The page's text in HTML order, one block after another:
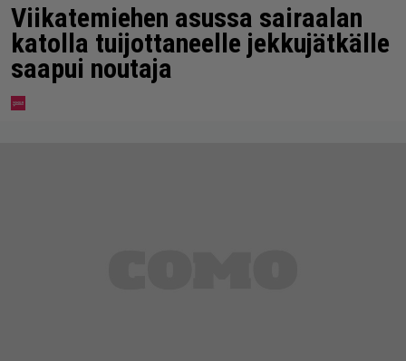
Viikatemiehen asussa sairaalan
katolla tuijottaneelle jekkujätkälle
saapui noutaja